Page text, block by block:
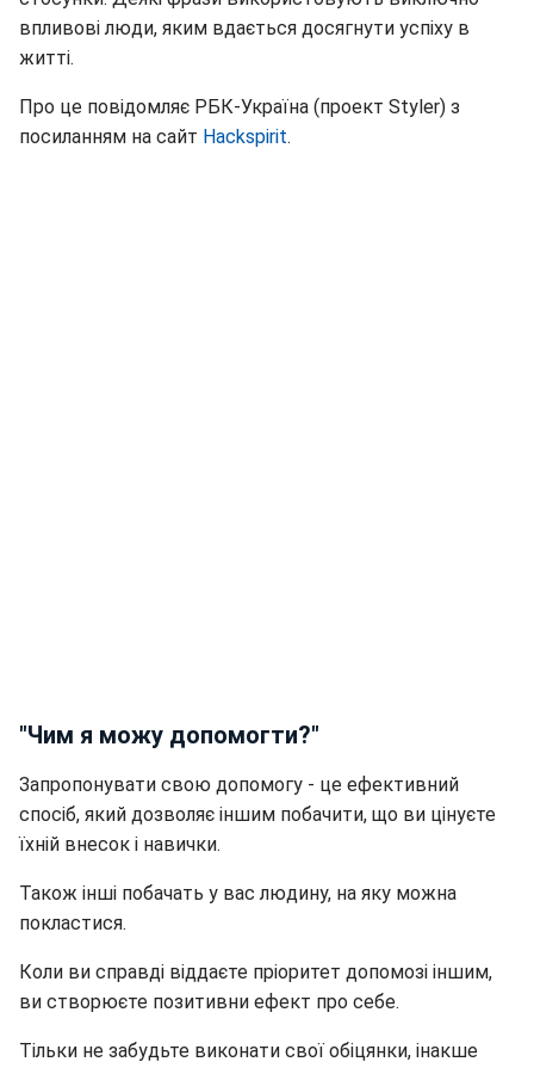
впливові люди, яким вдається досягнути успіху в
житті.
Про це повідомляє РБК-Україна (проект Styler) з
посиланням на сайт Hackspirit.
"Чим я можу допомогти?"
Запропонувати свою допомогу - це ефективний
спосіб, який дозволяє іншим побачити, що ви цінуєте
їхній внесок і навички.
Також інші побачать у вас людину, на яку можна
покластися.
Коли ви справді віддаєте пріоритет допомозі іншим,
ви створюєте позитивни ефект про себе.
Тільки не забудьте виконати свої обіцянки, інакше